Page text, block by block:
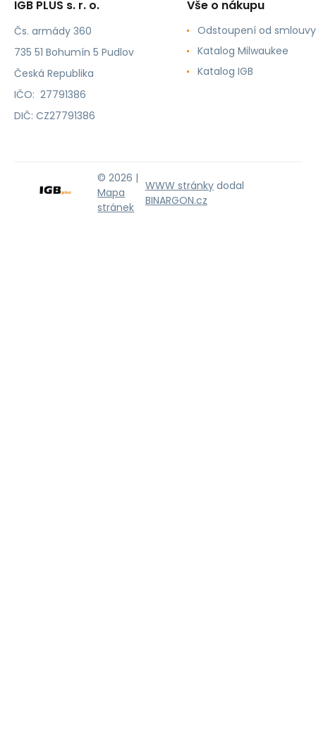
IGB PLUS s. r. o.
Čs. armády 360
735 51 Bohumín 5 Pudlov
Česká Republika
IČO: 27791386
DIČ: CZ27791386
Vše o nákupu
Odstoupení od smlouvy
Katalog Milwaukee
Katalog IGB
© 2026 |
Mapa
stránek
WWW stránky dodal
BINARGON.cz